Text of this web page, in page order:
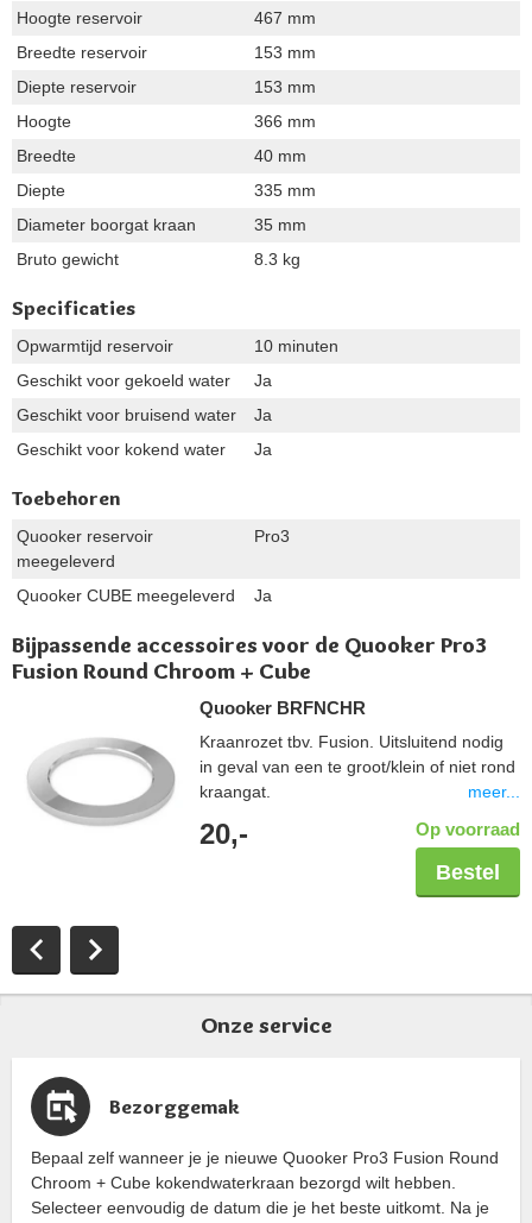
Hoogte reservoir
467 mm
Breedte reservoir
153 mm
Diepte reservoir
153 mm
Hoogte
366 mm
Breedte
40 mm
Diepte
335 mm
Diameter boorgat kraan
35 mm
Bruto gewicht
8.3 kg
Specificaties
Opwarmtijd reservoir
10 minuten
Geschikt voor gekoeld water
Ja
Geschikt voor bruisend water
Ja
Geschikt voor kokend water
Ja
Toebehoren
Quooker reservoir
meegeleverd
Pro3
Quooker CUBE meegeleverd Ja
Bijpassende accessoires voor de Quooker Pro3
Fusion Round Chroom + Cube
Quooker BRFNCHR
Kraanrozet tbv. Fusion. Uitsluitend nodig
in geval van een te groot/klein of niet rond
kraangat.
meer...
20,- Op voorraad
Bestel
Onze service
Bezorggemak
Bepaal zelf wanneer je je nieuwe Quooker Pro3 Fusion Round
Chroom + Cube kokendwaterkraan bezorgd wilt hebben.
Selecteer eenvoudig de datum die je het beste uitkomt. Na je